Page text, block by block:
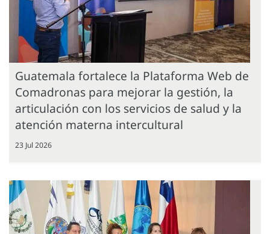
Guatemala fortalece la Plataforma Web de
Comadronas para mejorar la gestión, la
articulación con los servicios de salud y la
atención materna intercultural
23 Jul 2026